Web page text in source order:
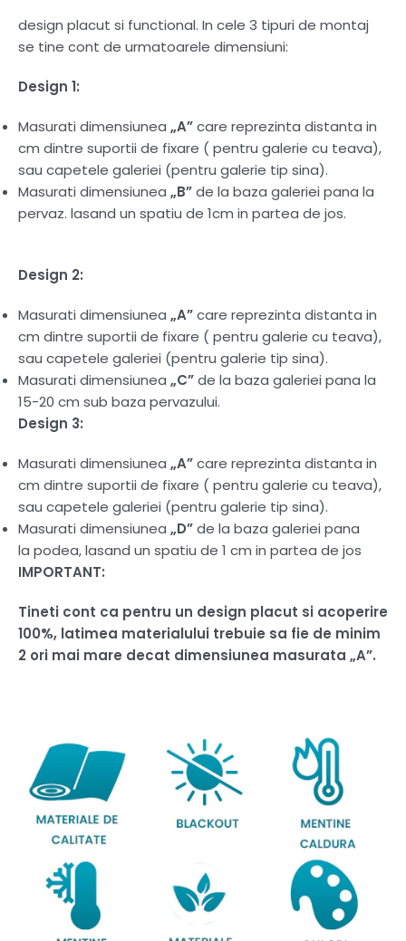
design placut si functional. In cele 3 tipuri de montaj
se tine cont de urmatoarele dimensiuni:
Design 1:
Masurati dimensiunea „A”care reprezinta distanta in
cm dintre suportii de fixare ( pentru galerie cu teava),
sau capetele galeriei (pentru galerie tip sina).
Masurati dimensiunea „B”de la baza galeriei pana la
pervaz. lasand un spatiu de 1cm in partea de jos.
Design 2:
Masurati dimensiunea „A”care reprezinta distanta in
cm dintre suportii de fixare ( pentru galerie cu teava),
sau capetele galeriei (pentru galerie tip sina).
Masurati dimensiunea „C”de la baza galeriei pana la
15-20 cm sub baza pervazului.
Design 3:
Masurati dimensiunea „A”care reprezinta distanta in
cm dintre suportii de fixare ( pentru galerie cu teava),
sau capetele galeriei (pentru galerie tip sina).
Masurati dimensiunea „D”de la baza galeriei pana
la podea, lasand un spatiu de 1 cm in partea de jos
IMPORTANT:
Tineti cont ca pentru un design placut si acoperire
100%, latimea materialului trebuie sa fie de minim
2 ori mai mare decat dimensiunea masurata „A”.